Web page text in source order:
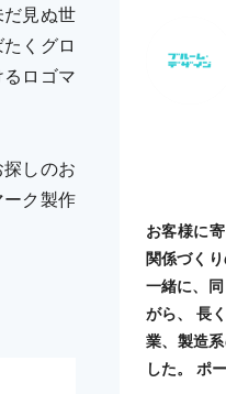
見ぬ世
くグロ
ロゴマ
しのお
ク製作
お客様に
関係づく
一緒に、
がら、 長
業、製造
した。 ポ